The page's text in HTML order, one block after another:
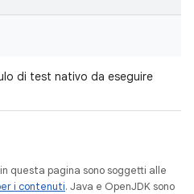
di test nativo da eseguire
questa pagina sono soggetti alle
i contenuti. Java e OpenJDK sono